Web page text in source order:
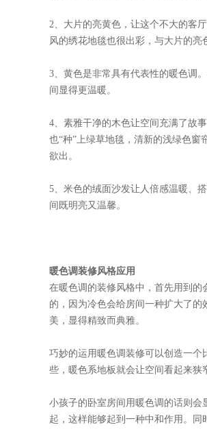
2、大片的亮黄色，让这个不大的客
风的绣花地毯也很出彩，与大片的亮
3、黄色是非常具有代表性的暖色调
间显得更温暖。
4、素雅干净的木色让空间充满了故
也“种”上绿草地毯，清新的浅绿色
欲出。
5、米色的绒面沙发让人倍感温暖、
间既明亮又温馨。
暖色调装修风格应用
在暖色调的装修风格中，首先用到
的，因为冷色会给房间一种扩大了
美，显得精致而典雅。
巧妙的运用暖色调装修可以创造一
些，暖色系地板就会让空间看起来狭
小孩子的卧室房间用暖色调的话则
起，这样能够起到一种中和作用。同